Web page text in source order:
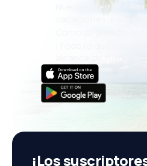
Nuevas ofertas
vacaciones,
Cómoda gestión de
¡Todo lo que
¡Los